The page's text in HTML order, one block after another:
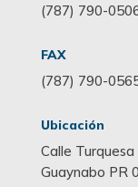
(787) 790-
FAX
(787) 790-
Ubicación
Calle
Guaynabo PR